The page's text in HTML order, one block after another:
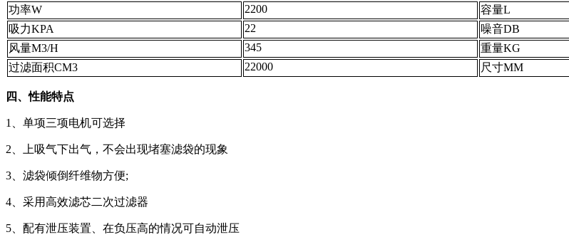
功率W
2200 容量L
吸力KPA
22 噪音DB
风量M3/H
345 重量KG
过滤面积CM3
22000 尺寸MM
四、性能特点
1、单项三项电机可选择
2、上吸气下出气，不会出现堵塞滤袋的现象
3、滤袋倾倒纤维物方便;
4、采用高效滤芯二次过滤器
5、配有泄压装置、在负压高的情况可自动泄压